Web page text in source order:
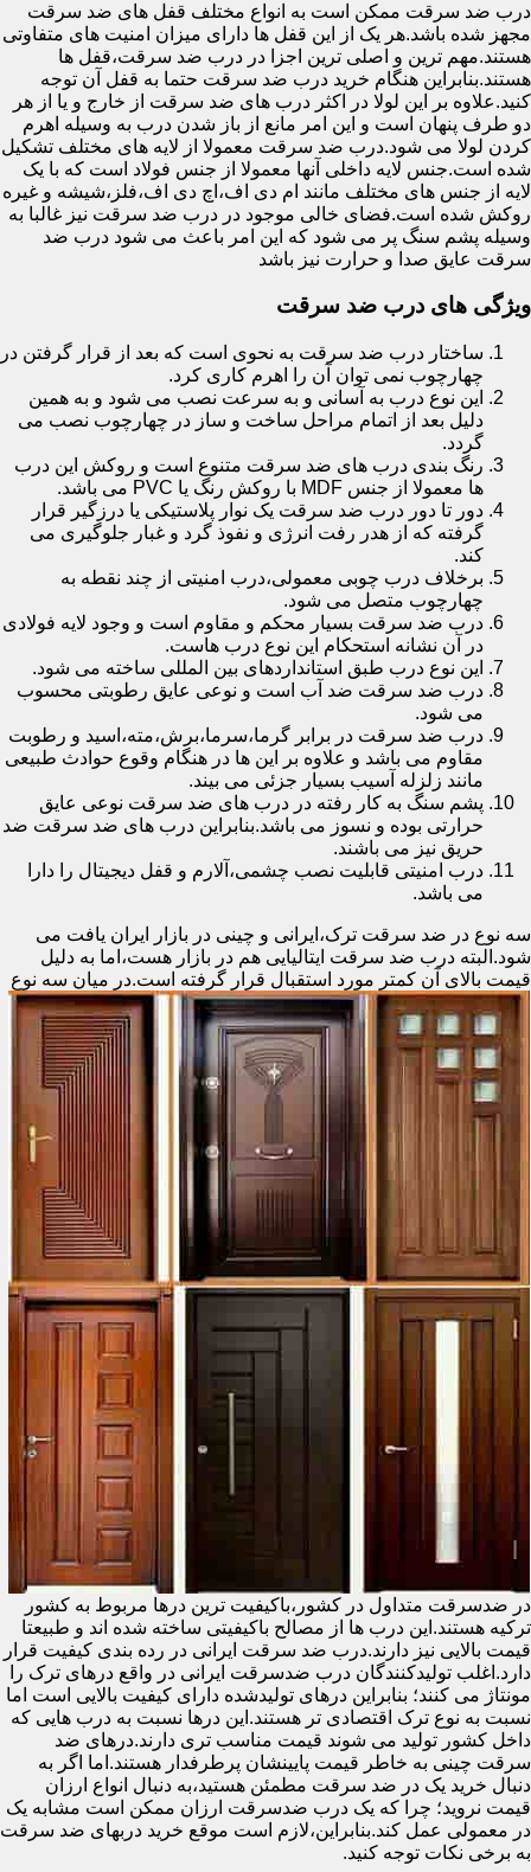
درب ضد سرقت ممکن است به انواع مختلف قفل های ضد سرقت
مجهز شده باشد.هر یک از این قفل ها دارای میزان امنیت های متفاوتی
هستند.مهم ترین و اصلی ترین اجزا در درب ضد سرقت،قفل ها
هستند.بنابراین هنگام خرید درب ضد سرقت حتما به قفل آن توجه
کنید.علاوه بر این لولا در اکثر درب های ضد سرقت از خارج و یا از هر
دو طرف پنهان است و این امر مانع از باز شدن درب به وسیله اهرم
کردن لولا می شود.درب ضد سرقت معمولا از لایه های مختلف تشکیل
شده است.جنس لایه داخلی آنها معمولا از جنس فولاد است که با یک
لایه از جنس های مختلف مانند ام دی اف،اچ دی اف،فلز،شیشه و غیره
روکش شده است.فضای خالی موجود در درب ضد سرقت نیز غالبا به
وسیله پشم سنگ پر می شود که این امر باعث می شود درب ضد
سرقت عایق صدا و حرارت نیز باشد
ویژگی های درب ضد سرقت
ساختار درب ضد سرقت به نحوی است که بعد از قرار گرفتن در
چهارچوب نمی توان آن را اهرم کاری کرد.
این نوع درب به آسانی و به سرعت نصب می شود و به همین
دلیل بعد از اتمام مراحل ساخت و ساز در چهارچوب نصب می
گردد.
رنگ بندی درب های ضد سرقت متنوع است و روکش این درب
ها معمولا از جنس MDF با روکش رنگ یا PVC می باشد.
دور تا دور درب ضد سرقت یک نوار پلاستیکی یا درزگیر قرار
گرفته که از هدر رفت انرژی و نفوذ گرد و غبار جلوگیری می
کند.
برخلاف درب چوبی معمولی،درب امنیتی از چند نقطه به
چهارچوب متصل می شود.
درب ضد سرقت بسیار محکم و مقاوم است و وجود لایه فولادی
در آن نشانه استحکام این نوع درب هاست.
این نوع درب طبق استانداردهای بین المللی ساخته می شود.
درب ضد سرقت ضد آب است و نوعی عایق رطوبتی محسوب
می شود.
درب ضد سرقت در برابر گرما،سرما،برش،مته،اسید و رطوبت
مقاوم می باشد و علاوه بر این ها در هنگام وقوع حوادث طبیعی
مانند زلزله آسیب بسیار جزئی می بیند.
پشم سنگ به کار رفته در درب های ضد سرقت نوعی عایق
حرارتی بوده و نسوز می باشد.بنابراین درب های ضد سرقت ضد
حریق نیز می باشند.
درب امنیتی قابلیت نصب چشمی،آلارم و قفل دیجیتال را دارا
می باشد.
سه نوع در ضد سرقت ترک،ایرانی و چینی در بازار ایران یافت می
شود.البته درب ضد سرقت ایتالیایی هم در بازار هست،اما به دلیل
قیمت بالای آن کمتر مورد استقبال قرار گرفته است.در میان سه نوع
در ضدسرقت متداول در کشور،باکیفیت ترین درها مربوط به کشور
ترکیه هستند.این درب ها از مصالح باکیفیتی ساخته شده اند و طبیعتا
قیمت بالایی نیز دارند.درب ضد سرقت ایرانی در رده بندی کیفیت قرار
دارد.اغلب تولیدکنندگان درب ضدسرقت ایرانی در واقع درهای ترک را
مونتاژ می کنند؛ بنابراین درهای تولیدشده دارای کیفیت بالایی است اما
نسبت به نوع ترک اقتصادی تر هستند.این درها نسبت به درب هایی که
داخل کشور تولید می شوند قیمت مناسب تری دارند.درهای ضد
سرقت چینی به خاطر قیمت پایینشان پرطرفدار هستند.اما اگر به
دنبال خرید یک در ضد سرقت مطمئن هستید،به دنبال انواع ارزان
قیمت نروید؛ چرا که یک درب ضدسرقت ارزان ممکن است مشابه یک
در معمولی عمل کند.بنابراین،لازم است موقع خرید دربهای ضد سرقت
به برخی نکات توجه کنید.